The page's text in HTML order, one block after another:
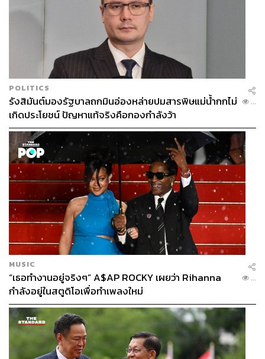
POLITICS
รังสิมันต์มองรัฐบาลถกมินอ่องหล่ายปมสารพิษแม่น้ำกกไม่
เกิดประโยชน์ ปัญหาแท้จริงคือกองกำลังว้า
...
MUSIC
“เธอทำงานอยู่จริงๆ” A$AP ROCKY เผยว่า Rihanna
กำลังอยู่ในสตูดิโอเพื่อทำเพลงใหม่
...